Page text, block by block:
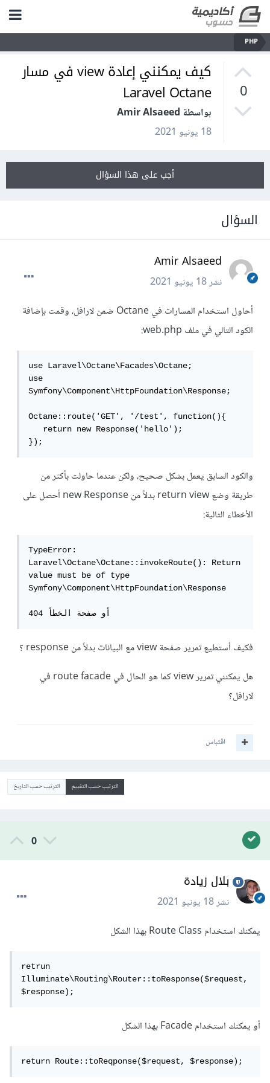
PHP
0
كيف يمكنني إعادة view في مسار
Laravel Octane
بواسطة Amir Alsaeed
18 يونيو 2021
أجب على هذا السؤال
السؤال
Amir Alsaeed
نشر18 يونيو 2021
أحاول استخدام المسارات في Octane ضمن لارافل، وقمت بإضافة
الكود التالي في ملف web.php:
use Laravel\Octane\Facades\Octane;
use
Symfony\Component\HttpFoundation\Response;
Octane::route('GET', '/test', function(){
   return new Response('hello');
});
والكود السابق يعمل بشكل صحيح، ولكن عندما حاولت بأكثر من
طريقة وضع return view بدلاً من new Response أحصل على
الأخطاء التالية:
TypeError:
Laravel\Octane\Octane::invokeRoute(): Return
value must be of type
Symfony\Component\HttpFoundation\Response
أو صفحة الخطأ 404
فكيف أستطيع تمرير صفحة view مع البيانات بدلاً من response ؟
هل يمكنني تمرير view كما هو الحال في route facade في
لارافل؟
اقتباس
الترتيب حسب التقييم الترتيب حسب التاريخ
0
بلال زيادة
نشر18 يونيو 2021
يمكنك استخدام Route Class بهذا الشكل
retrun
Illuminate\Routing\Router::toResponse($request,
$response);
أو يمكنك استخدام Facade بهذا الشكل
return Route::toReqponse($request, $response);